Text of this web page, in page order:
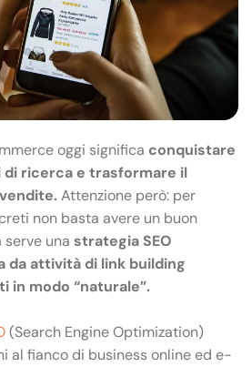
oggi significa conquistare
ricerca e trasformare il
Attenzione però: per
non basta avere un buon
una strategia SEO
da attività di link building
in modo “naturale”.
(Search Engine Optimization)
al fianco di business online ed e-